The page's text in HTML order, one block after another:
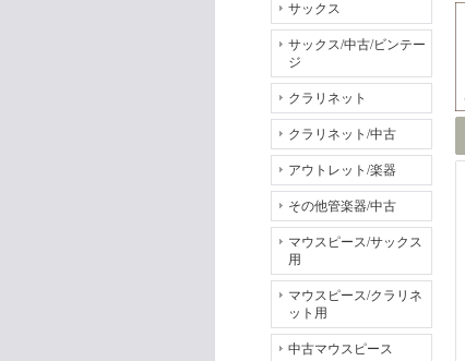
サックス
サックス/中古/ビンテー
ジ
クラリネット
クラリネット/中古
アウトレット/楽器
その他管楽器/中古
マウスピース/サックス
用
マウスピース/クラリネ
ット用
中古マウスピース